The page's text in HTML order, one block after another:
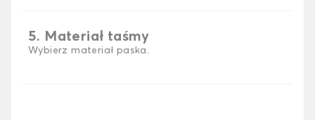
5. Materiał taśmy
Wybierz materiał paska.